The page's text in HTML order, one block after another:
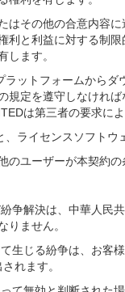
はその他の合意内容
利と利益に対する制
します。
ットフォームから
規定を遵守しなけれ
は第三者の要求に
ライセンスソフト
ユーザーが本契約
争解決は、中華人民
りません。
生じる紛争は、お客
れます。